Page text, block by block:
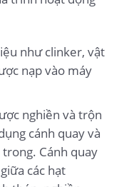
như clinker, vật
nạp vào máy
nghiền và trộn
cánh quay và
Cánh quay
các hạt